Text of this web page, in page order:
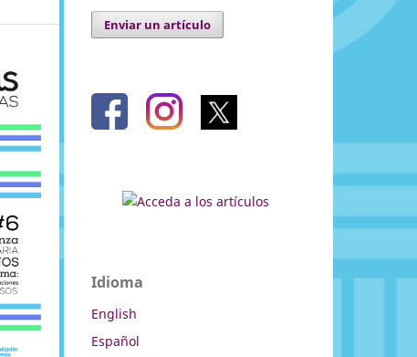
Enviar un artículo
Idioma
English
Español